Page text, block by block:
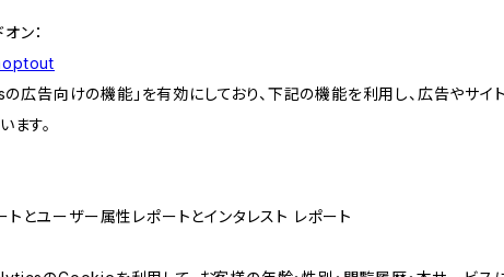
ン：
の広告向けの機能」を有効にしており、下記の機能を利用し、広告や
す。
ユーザー属性レポートとインタレスト レポート